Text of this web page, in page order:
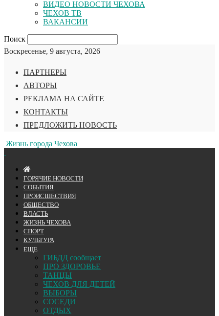
ВИДЕО НОВОСТИ ЧЕХОВА
ЧЕХОВ ТВ
ВАКАНСИИ
Поиск
Воскресенье, 9 августа, 2026
ПАРТНЕРЫ
АВТОРЫ
РЕКЛАМА НА САЙТЕ
КОНТАКТЫ
ПРЕДЛОЖИТЬ НОВОСТЬ
Жизнь города Чехова
ГОРЯЧИЕ НОВОСТИ
СОБЫТИЯ
ПРОИСШЕСТВИЯ
ОБЩЕСТВО
ВЛАСТЬ
ЖИЗНЬ ЧЕХОВА
СПОРТ
КУЛЬТУРА
ЕЩЕ
ГИБДД сообщает
ПРО ЗДОРОВЬЕ
ТАНЦЫ
ЧЕХОВ ДЛЯ ДЕТЕЙ
ВЫБОРЫ
СОСЕДИ
ОТДЫХ